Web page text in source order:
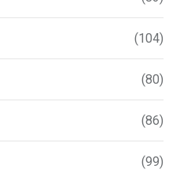
(104)
(80)
(86)
(99)